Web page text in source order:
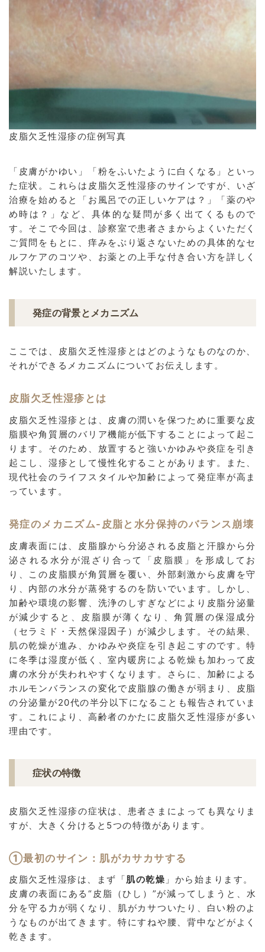
皮脂欠乏性湿疹の症例写真
「皮膚がかゆい」「粉をふいたように白くなる」といっ
た症状。これらは皮脂欠乏性湿疹のサインですが、いざ
治療を始めると「お風呂での正しいケアは？」「薬のや
め時は？」など、具体的な疑問が多く出てくるもので
す。そこで今回は、診察室で患者さまからよくいただく
ご質問をもとに、痒みをぶり返さないための具体的なセ
ルフケアのコツや、お薬との上手な付き合い方を詳しく
解説いたします。
発症の背景とメカニズム
ここでは、皮脂欠乏性湿疹とはどのようなものなのか、
それができるメカニズムについてお伝えします。
皮脂欠乏性湿疹とは
皮脂欠乏性湿疹とは、皮膚の潤いを保つために重要な皮
脂膜や角質層のバリア機能が低下することによって起こ
ります。そのため、放置すると強いかゆみや炎症を引き
起こし、湿疹として慢性化することがあります。また、
現代社会のライフスタイルや加齢によって発症率が高ま
っています。
発症のメカニズム-皮脂と水分保持のバランス崩壊
皮膚表面には、皮脂腺から分泌される皮脂と汗腺から分
泌される水分が混ざり合って「皮脂膜」を形成してお
り、この皮脂膜が角質層を覆い、外部刺激から皮膚を守
り、内部の水分が蒸発するのを防いでいます。しかし、
加齢や環境の影響、洗浄のしすぎなどにより皮脂分泌量
が減少すると、皮脂膜が薄くなり、角質層の保湿成分
（セラミド・天然保湿因子）が減少します。その結果、
肌の乾燥が進み、かゆみや炎症を引き起こすのです。特
に冬季は湿度が低く、室内暖房による乾燥も加わって皮
膚の水分が失われやすくなります。さらに、加齢による
ホルモンバランスの変化で皮脂腺の働きが弱まり、皮脂
の分泌量が20代の半分以下になることも報告されていま
す。これにより、高齢者のかたに皮脂欠乏性湿疹が多い
理由です。
症状の特徴
皮脂欠乏性湿疹の症状は、患者さまによっても異なりま
すが、大きく分けると5つの特徴があります。
①最初のサイン：肌がカサカサする
皮脂欠乏性湿疹は、まず「肌の乾燥 」から始まります。
皮膚の表面にある“皮脂（ひし）”が減ってしまうと、水
分を守る力が弱くなり、肌がカサついたり、白い粉のよ
うなものが出てきます。特にすねや腰、背中などがよく
乾きます。